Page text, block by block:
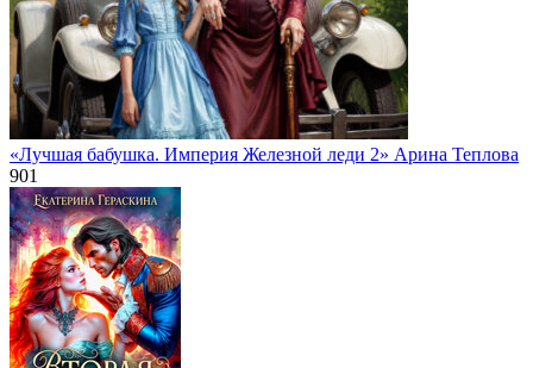
«Лучшая бабушка. Империя Железной леди 2» Арина Теплова
901